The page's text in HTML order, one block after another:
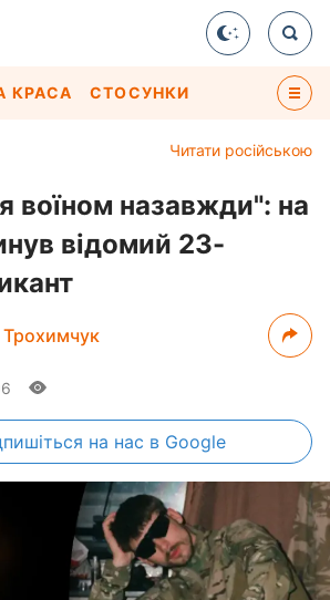
КРАСА СТОСУНКИ
Читати російською
воїном назавжди": на
відомий 23-
на нас в Google